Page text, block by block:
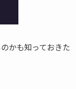
かも知っておきた